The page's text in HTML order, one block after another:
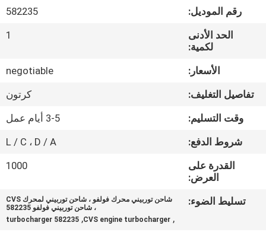
جولة
مراقبة
الجودة
اتصل
اطلب
رقم الموديل:
582235
الحد الأدنى
لكمية:
1
الأسعار:
negotiable
تفاصيل التغليف:
كرتون
وقت التسليم:
3-5 أيام عمل
شروط الدفع:
L / C ، D / A
القدرة على
العرض:
1000
تسليط الضوء:
شاحن توربيني محرك فولفو ، شاحن توربيني لمحرك CVS
، شاحن توربيني فولفو 582235
,
CVS engine turbocharger
,
582235 turbocharger